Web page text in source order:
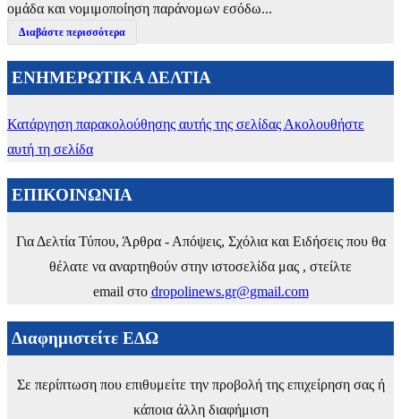
ομάδα και νομιμοποίηση παράνομων εσόδω...
Διαβάστε περισσότερα
ΕΝΗΜΕΡΩΤΙΚΑ ΔΕΛΤΙΑ
Κατάργηση παρακολούθησης αυτής της σελίδας Ακολουθήστε
αυτή τη σελίδα
ΕΠΙΚΟΙΝΩΝΙΑ
Για Δελτία Τύπου, Άρθρα - Απόψεις, Σχόλια και Ειδήσεις που θα
θέλατε να αναρτηθούν στην ιστοσελίδα μας , στείλτε
email στο dropolinews.gr@gmail.com
Διαφημιστείτε ΕΔΩ
Σε περίπτωση που επιθυμείτε την προβολή της επιχείρηση σας ή
κάποια άλλη διαφήμιση